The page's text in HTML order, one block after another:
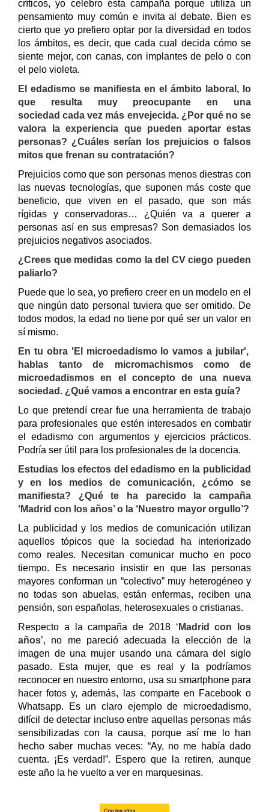
críticos, yo celebro esta campaña porque utiliza un
pensamiento muy común e invita al debate. Bien es
cierto que yo prefiero optar por la diversidad en todos
los ámbitos, es decir, que cada cual decida cómo se
siente mejor, con canas, con implantes de pelo o con
el pelo violeta.
El edadismo se manifiesta en el ámbito laboral, lo
que resulta muy preocupante en una
sociedad cada vez más envejecida. ¿Por qué no se
valora la experiencia que pueden aportar estas
personas? ¿Cuáles serían los prejuicios o falsos
mitos que frenan su contratación?
Prejuicios como que son personas menos diestras con
las nuevas tecnologías, que suponen más coste que
beneficio, que viven en el pasado, que son más
rígidas y conservadoras… ¿Quién va a querer a
personas así en sus empresas? Son demasiados los
prejuicios negativos asociados.
¿Crees que medidas como la del CV ciego pueden
paliarlo?
Puede que lo sea, yo prefiero creer en un modelo en el
que ningún dato personal tuviera que ser omitido. De
todos modos, la edad no tiene por qué ser un valor en
sí mismo.
En tu obra 'El microedadismo lo vamos a jubilar',
hablas tanto de micromachismos como de
microedadismos en el concepto de una nueva
sociedad. ¿Qué vamos a encontrar en esta guía?
Lo que pretendí crear fue una herramienta de trabajo
para profesionales que estén interesados en combatir
el edadismo con argumentos y ejercicios prácticos.
Podría ser útil para los profesionales de la docencia.
Estudias los efectos del edadismo en la publicidad
y en los medios de comunicación, ¿cómo se
manifiesta? ¿Qué te ha parecido la campaña
‘Madrid con los años’ o la ‘Nuestro mayor orgullo’?
La publicidad y los medios de comunicación utilizan
aquellos tópicos que la sociedad ha interiorizado
como reales. Necesitan comunicar mucho en poco
tiempo. Es necesario insistir en que las personas
mayores conforman un “colectivo” muy heterogéneo y
no todas son abuelas, están enfermas, reciben una
pensión, son españolas, heterosexuales o cristianas.
Respecto a la campaña de 2018 ‘ Madrid con los
años’, no me pareció adecuada la elección de la
imagen de una mujer usando una cámara del siglo
pasado. Esta mujer, que es real y la podríamos
reconocer en nuestro entorno, usa su smartphone para
hacer fotos y, además, las comparte en Facebook o
Whatsapp. Es un claro ejemplo de microedadismo,
difícil de detectar incluso entre aquellas personas más
sensibilizadas con la causa, porque así me lo han
hecho saber muchas veces: “Ay, no me había dado
cuenta. ¡Es verdad!”. Espero que la retiren, aunque
este año la he vuelto a ver en marquesinas.